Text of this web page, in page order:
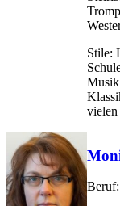
Stile:
vielen
Beruf: